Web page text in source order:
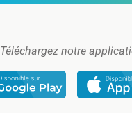
Téléchargez notre